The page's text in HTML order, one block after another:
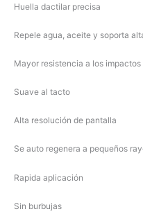
Huella dactilar precisa
Repele agua, aceite y soporta
Mayor resistencia a los impactos
Suave al tacto
Alta resolución de pantalla
Se auto regenera a pequeños
Rapida aplicación
Sin burbujas